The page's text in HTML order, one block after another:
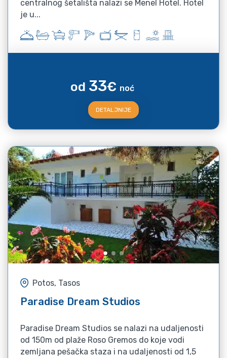
centralnog šetališta nalazi se Menel Hotel. Hotel
je u...
od 33€ noć
DETALJNIJE
Potos, Tasos
Paradise Dream Studios
Paradise Dream Studios se nalazi na udaljenosti
od 150m od plaže Roso Gremos do koje vodi
zemljana pešačka staza i na udaljenosti od 1,5